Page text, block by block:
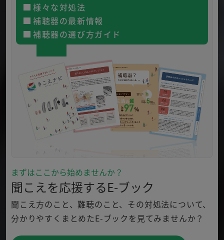
まずはここから始めませんか？
聞こえを応援するE-ブック
聞こえ方のこと、難聴のこと、その対処法について、
分かりやすくまとめたE-ブックを見てみませんか？
様々な対処法
補聴器の最新情報
補聴器の選び方ガイド